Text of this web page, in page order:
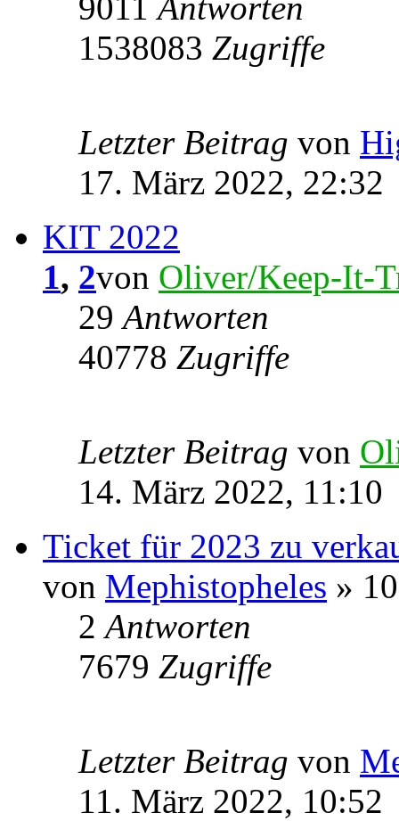
1538083 Zugriffe
Letzter Beitrag von
17. März 2022, 22:32
KIT 2022
1, 2von Oliver/Keep-It-
29Antworten
40778 Zugriffe
Letzter Beitrag von
14. März 2022, 11:10
Ticket für 2023 zu
von Mephistopheles »
2Antworten
7679 Zugriffe
Letzter Beitrag von
11. März 2022, 10:52